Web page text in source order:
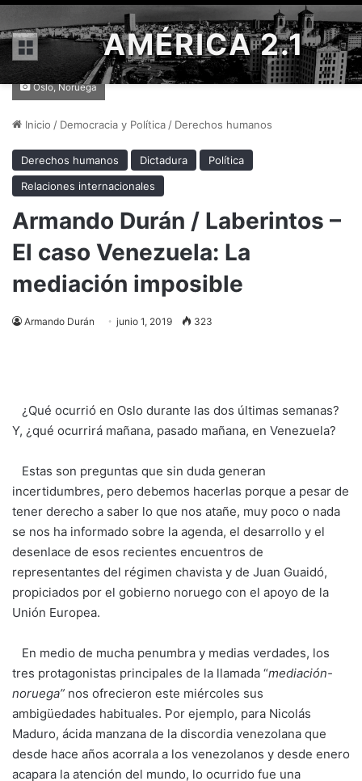
Menú AMÉRICA 2.1
Oslo, Noruega
Inicio / Democracia y Política / Derechos humanos
Derechos humanos Dictadura
Política
Relaciones internacionales
Armando Durán / Laberintos –
El caso Venezuela: La
mediación imposible
Armando Durán junio 1, 2019 323
¿Qué ocurrió en Oslo durante las dos últimas semanas?
Y, ¿qué ocurrirá mañana, pasado mañana, en Venezuela?
Estas son preguntas que sin duda generan
incertidumbres, pero debemos hacerlas porque a pesar de
tener derecho a saber lo que nos atañe, muy poco o nada
se nos ha informado sobre la agenda, el desarrollo y el
desenlace de esos recientes encuentros de
representantes del régimen chavista y de Juan Guaidó,
propiciados por el gobierno noruego con el apoyo de la
Unión Europea.
En medio de mucha penumbra y medias verdades, los
tres protagonistas principales de la llamada “mediación-
noruega” nos ofrecieron este miércoles sus
ambigüedades habituales. Por ejemplo, para Nicolás
Maduro, ácida manzana de la discordia venezolana que
desde hace años acorrala a los venezolanos y desde enero
acapara la atención del mundo, lo ocurrido fue una